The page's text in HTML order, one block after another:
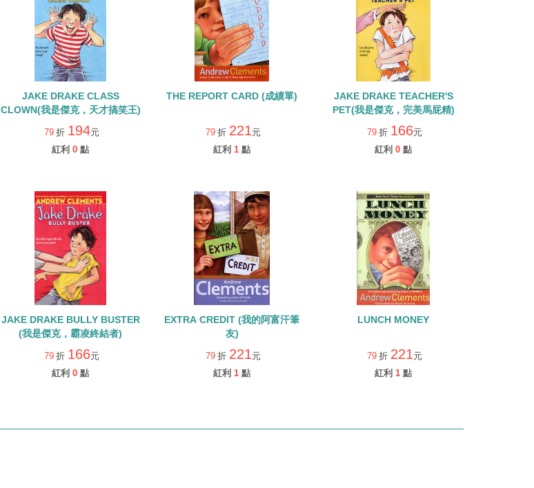
JAKE DRAKE CLASS
CLOWN(我是傑克，天才搞笑王)
79 折 194元
紅利 0 點
THE REPORT CARD (成績單)
79 折 221元
紅利 1 點
JAKE DRAKE TEACHER'S
PET(我是傑克，完美馬屁精)
79 折 166元
紅利 0 點
JAKE DRAKE BULLY BUSTER
(我是傑克，霸凌終結者)
79 折 166元
紅利 0 點
EXTRA CREDIT (我的阿富汗筆
友)
79 折 221元
紅利 1 點
LUNCH MONEY
79 折 221元
紅利 1 點